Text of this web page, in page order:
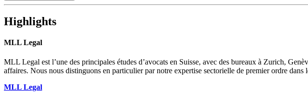
Highlights
MLL Legal
MLL Legal est l’une des principales études d’avocats en Suisse, avec des bureaux à Zurich,
affaires. Nous nous distinguons en particulier par notre expertise sectorielle de premier ordre
MLL Legal